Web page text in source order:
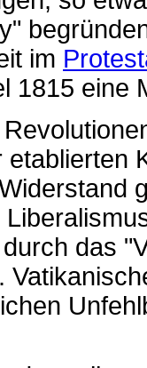
im
1815 eine
etablierten
das